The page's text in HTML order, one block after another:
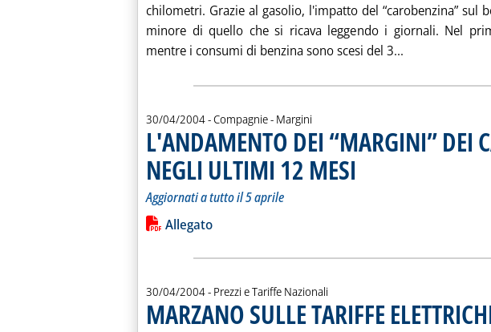
chilometri. Grazie al gasolio, l'impatto del “carobenzina” sul
minore di quello che si ricava leggendo i giornali. Nel
mentre i consumi di benzina sono scesi del 3... Leggi tutta la
30/04/2004- Compagnie - Margini
L'ANDAMENTO DEI “MARGINI” DEI
NEGLI ULTIMI 12 MESI
Aggiornati a tutto il 5 aprile
Leggi tutta la notizia: 'L'ANDAMENTO DEI “MARGINI” DEI
Lista allegati PDF alla notizia
Allegato
30/04/2004- Prezzi e Tariffe Nazionali
MARZANO SULLE TARIFFE